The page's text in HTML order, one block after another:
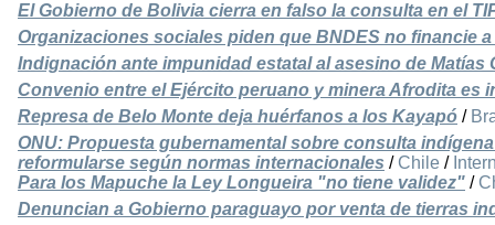
El Gobierno de Bolivia cierra en falso la consulta en el
Organizaciones sociales piden que BNDES no financie
Indignación ante impunidad estatal al asesino de Matías
Convenio entre el Ejército peruano y minera Afrodita es
Represa de Belo Monte deja huérfanos a los Kayapó /
ONU: Propuesta gubernamental sobre consulta
reformularse según normas internacionales / Chile /
Para los Mapuche la Ley Longueira "no tiene validez" /
Denuncian a Gobierno paraguayo por venta de tierras